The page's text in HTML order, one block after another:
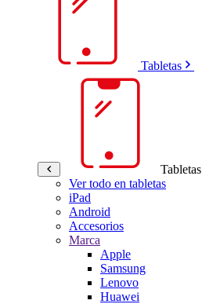
Tabletas
Tabletas
Ver todo en tabletas
iPad
Android
Accesorios
Marca
Apple
Samsung
Lenovo
Huawei